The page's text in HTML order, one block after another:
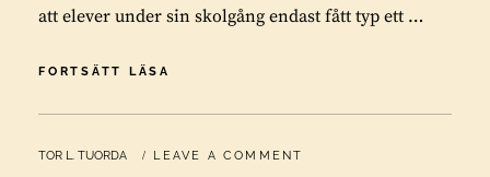
att elever under sin skolgång endast fått typ ett …
FORTSÄTT LÄSA
OM
KULTUR
BY
TOR L. TUORDA LEAVE A COMMENT